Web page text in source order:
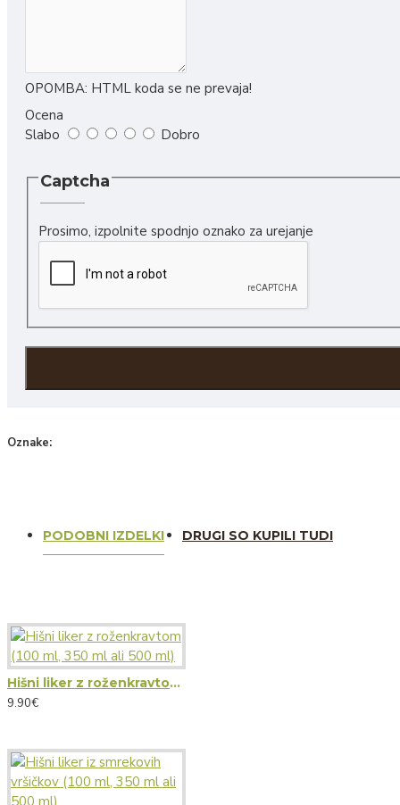
OPOMBA: HTML koda se ne prevaja!
Ocena
Slabo
Dobro
Captcha
Prosimo, izpolnite spodnjo oznako za urejanje
Oznake:
PODOBNI IZDELKI DRUGI SO KUPILI TUDI
Hišni liker z roženkravtom (100 ml, 350 ml ali 500 ml)
9.90€